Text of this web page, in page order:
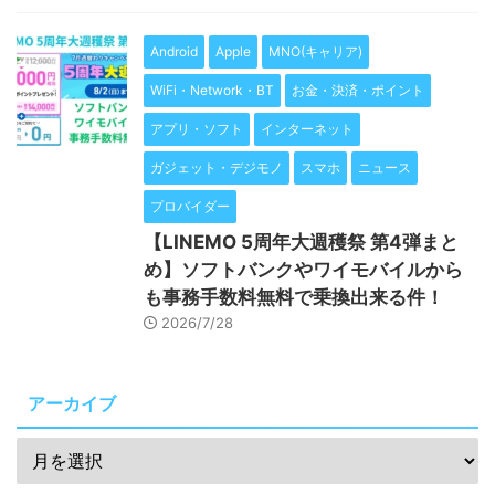
Android Apple MNO(キャリア)
WiFi・Network・BT お金・決済・ポイント
アプリ・ソフト インターネット
ガジェット・デジモノ スマホ ニュース
プロバイダー
【LINEMO 5周年大週穫祭 第4弾まと
め】ソフトバンクやワイモバイルから
も事務手数料無料で乗換出来る件！
2026/7/28
アーカイブ